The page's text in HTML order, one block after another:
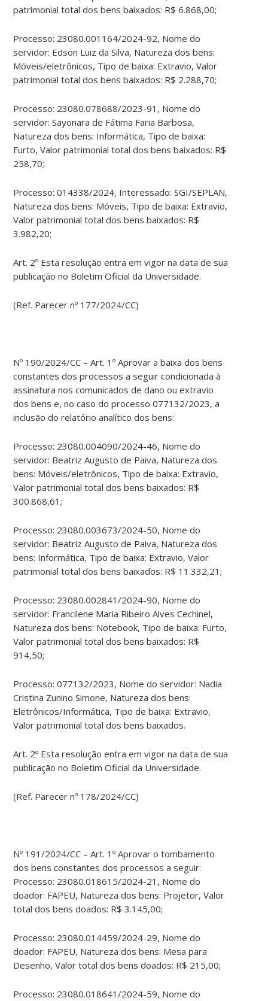
patrimonial total dos bens baixados: R$ 6.868,00;
Processo: 23080.001164/2024-92, Nome do
servidor: Edson Luiz da Silva, Natureza dos bens:
Móveis/eletrônicos, Tipo de baixa: Extravio, Valor
patrimonial total dos bens baixados: R$ 2.288,70;
Processo: 23080.078688/2023-91, Nome do
servidor: Sayonara de Fátima Faria Barbosa,
Natureza dos bens: Informática, Tipo de baixa:
Furto, Valor patrimonial total dos bens baixados: R$
258,70;
Processo: 014338/2024, Interessado: SGI/SEPLAN,
Natureza dos bens: Móveis, Tipo de baixa: Extravio,
Valor patrimonial total dos bens baixados: R$
3.982,20;
Art. 2º Esta resolução entra em vigor na data de sua
publicação no Boletim Oficial da Universidade.
(Ref. Parecer nº 177/2024/CC)
Nº 190/2024/CC – Art. 1º Aprovar a baixa dos bens
constantes dos processos a seguir condicionada à
assinatura nos comunicados de dano ou extravio
dos bens e, no caso do processo 077132/2023, a
inclusão do relatório analítico dos bens:
Processo: 23080.004090/2024-46, Nome do
servidor: Beatriz Augusto de Paiva, Natureza dos
bens: Móveis/eletrônicos, Tipo de baixa: Extravio,
Valor patrimonial total dos bens baixados: R$
300.868,61;
Processo: 23080.003673/2024-50, Nome do
servidor: Beatriz Augusto de Paiva, Natureza dos
bens: Informática, Tipo de baixa: Extravio, Valor
patrimonial total dos bens baixados: R$ 11.332,21;
Processo: 23080.002841/2024-90, Nome do
servidor: Francilene Maria Ribeiro Alves Cechinel,
Natureza dos bens: Notebook, Tipo de baixa: Furto,
Valor patrimonial total dos bens baixados: R$
914,50;
Processo: 077132/2023, Nome do servidor: Nadia
Cristina Zunino Simone, Natureza dos bens:
Eletrônicos/Informática, Tipo de baixa: Extravio,
Valor patrimonial total dos bens baixados.
Art. 2º Esta resolução entra em vigor na data de sua
publicação no Boletim Oficial da Universidade.
(Ref. Parecer nº 178/2024/CC)
Nº 191/2024/CC – Art. 1º Aprovar o tombamento
dos bens constantes dos processos a seguir:
Processo: 23080.018615/2024-21, Nome do
doador: FAPEU, Natureza dos bens: Projetor, Valor
total dos bens doados: R$ 3.145,00;
Processo: 23080.014459/2024-29, Nome do
doador: FAPEU, Natureza dos bens: Mesa para
Desenho, Valor total dos bens doados: R$ 215,00;
Processo: 23080.018641/2024-59, Nome do